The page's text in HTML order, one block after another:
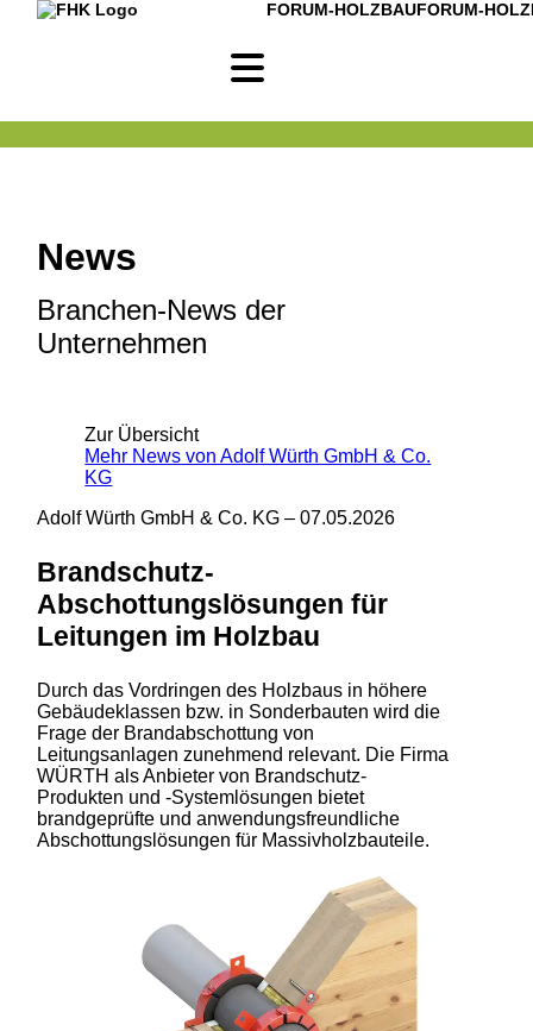
FORUM-HOLZBAUFORUM-
News
Branchen-News der
Unternehmen
Zur Übersicht
Mehr News von Adolf Würth GmbH & Co.
KG
Adolf Würth GmbH & Co. KG –07.05.2026
Brandschutz-
Abschottungslösungen für
Leitungen im Holzbau
Durch das Vordringen des Holzbaus in höhere
Gebäudeklassen bzw. in Sonderbauten wird die
Frage der Brandabschottung von
Leitungsanlagen zunehmend relevant. Die Firma
WÜRTH als Anbieter von Brandschutz-
Produkten und -Systemlösungen bietet
brandgeprüfte und anwendungsfreundliche
Abschottungslösungen für Massivholzbauteile.